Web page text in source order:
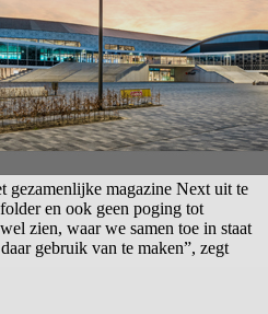
gezamenlijke magazine Next uit te
en ook geen poging tot
zien, waar we samen toe in staat
gebruik van te maken”, zegt